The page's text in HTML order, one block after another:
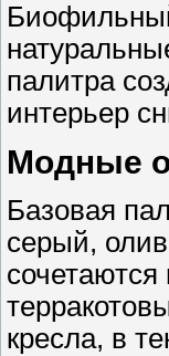
палитра
интерьер
Модные
Базовая
серый,
кресла, в